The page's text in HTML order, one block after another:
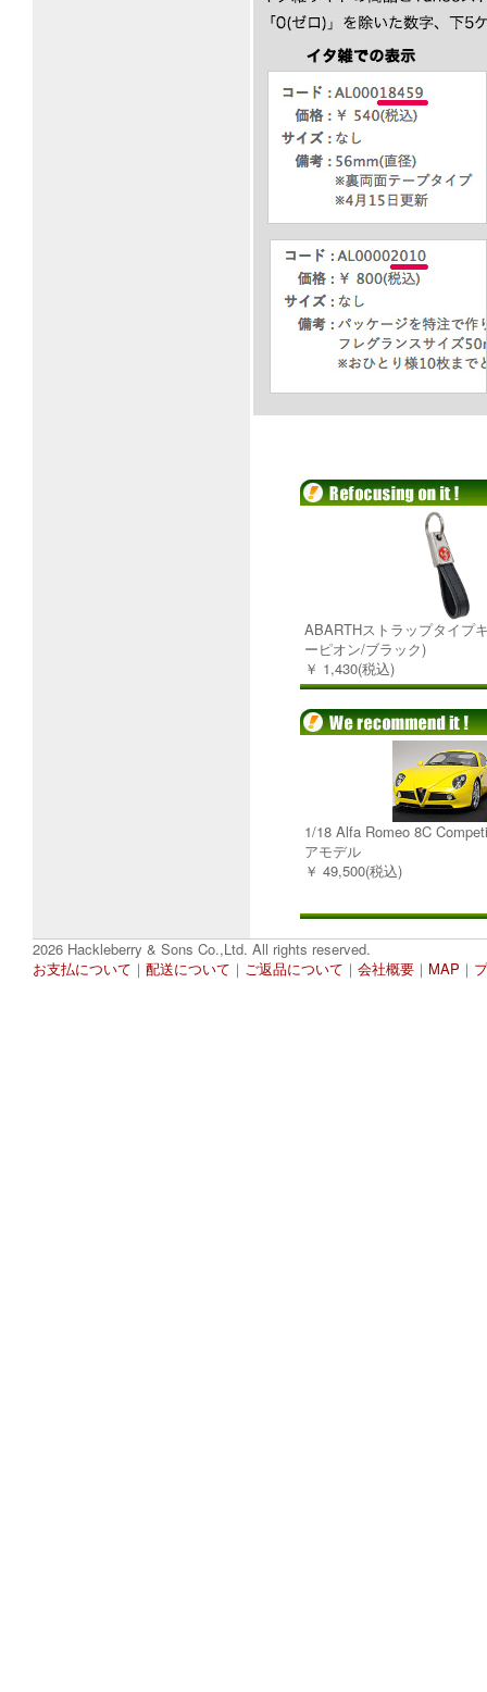
ABARTHストラップタイプ
ーピオン/ブラック)
￥ 1,430(税込)
1/18 Alfa Romeo 8C
アモデル
￥ 49,500(税込)
2026 Hackleberry & Sons Co.,Ltd. All rights reserved.
お支払について ｜ 配送について ｜ ご返品について ｜ 会社概要 ｜ MAP ｜